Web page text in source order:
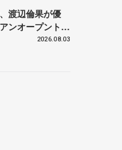
渡辺倫果が優
ンオープントロ
2026.08.03